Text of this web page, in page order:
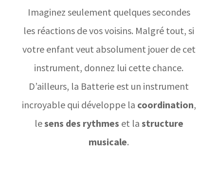
Imaginez seulement quelques secondes
les réactions de vos voisins. Malgré tout, si
votre enfant veut absolument jouer de cet
instrument, donnez lui cette chance.
D’ailleurs, la Batterie est un instrument
incroyable qui développe la coordination,
lesens des rythmes et la structure
musicale.